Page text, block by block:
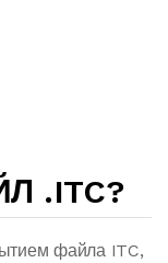
.ITC?
файла ITC,